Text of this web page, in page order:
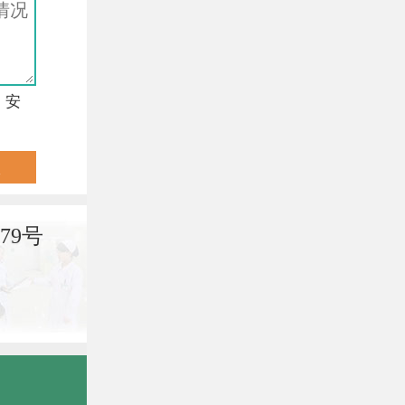
安
号